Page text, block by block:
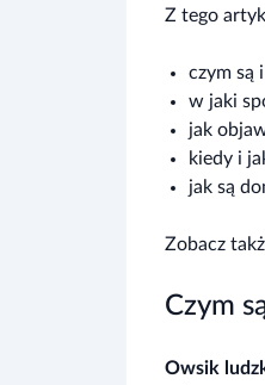
Z tego
czym są
w jaki
jak
kiedy i
jak są
Zobacz
Czym
Owsik